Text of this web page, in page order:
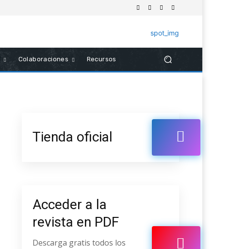
Colaboraciones Recursos
Tienda oficial
Acceder a la
revista en PDF
Descarga gratis todos los